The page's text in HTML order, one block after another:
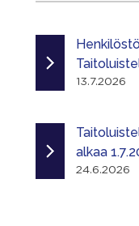
13.7.2026
alkaa
24.6.2026